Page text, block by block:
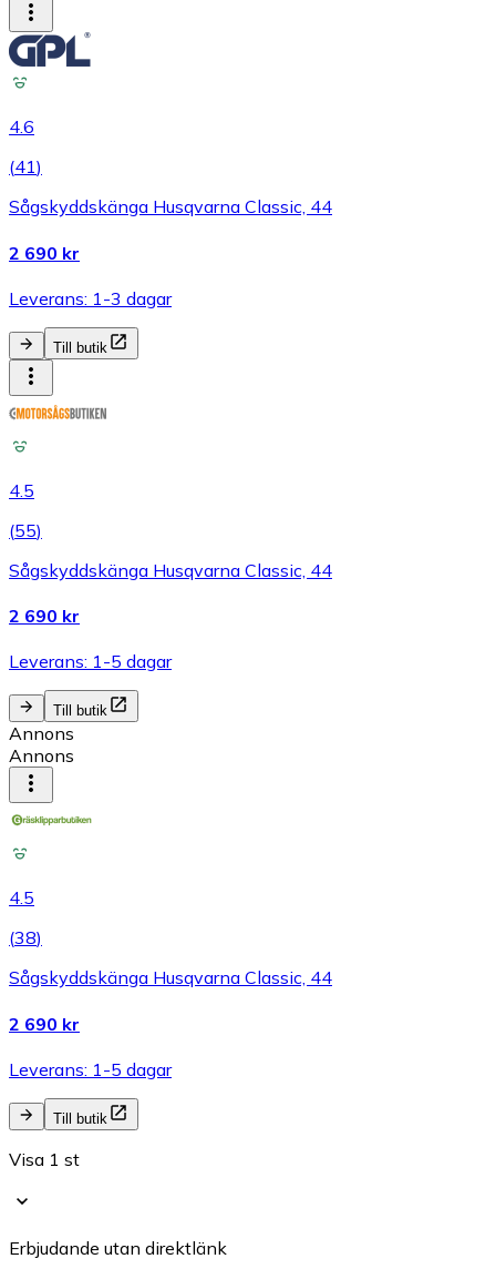
4.6
(41)
Sågskyddskänga Husqvarna Classic, 44
2 690 kr
Leverans: 1-3 dagar
Till butik
4.5
(55)
Sågskyddskänga Husqvarna Classic, 44
2 690 kr
Leverans: 1-5 dagar
Till butik
Annons
Annons
4.5
(38)
Sågskyddskänga Husqvarna Classic, 44
2 690 kr
Leverans: 1-5 dagar
Till butik
Visa 1 st
Erbjudande utan direktlänk